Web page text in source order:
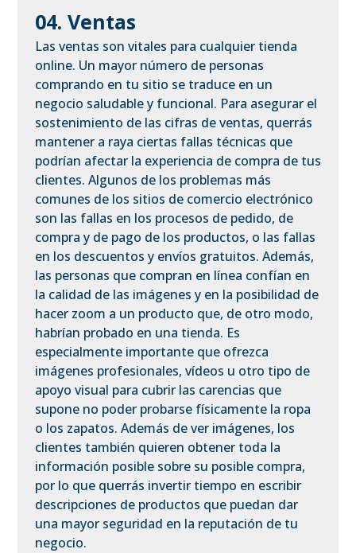
04. Ventas
Las ventas son vitales para cualquier tienda
online. Un mayor número de personas
comprando en tu sitio se traduce en un
negocio saludable y funcional. Para asegurar el
sostenimiento de las cifras de ventas, querrás
mantener a raya ciertas fallas técnicas que
podrían afectar la experiencia de compra de tus
clientes. Algunos de los problemas más
comunes de los sitios de comercio electrónico
son las fallas en los procesos de pedido, de
compra y de pago de los productos, o las fallas
en los descuentos y envíos gratuitos. Además,
las personas que compran en línea confían en
la calidad de las imágenes y en la posibilidad de
hacer zoom a un producto que, de otro modo,
habrían probado en una tienda. Es
especialmente importante que ofrezca
imágenes profesionales, vídeos u otro tipo de
apoyo visual para cubrir las carencias que
supone no poder probarse físicamente la ropa
o los zapatos. Además de ver imágenes, los
clientes también quieren obtener toda la
información posible sobre su posible compra,
por lo que querrás invertir tiempo en escribir
descripciones de productos que puedan dar
una mayor seguridad en la reputación de tu
negocio.